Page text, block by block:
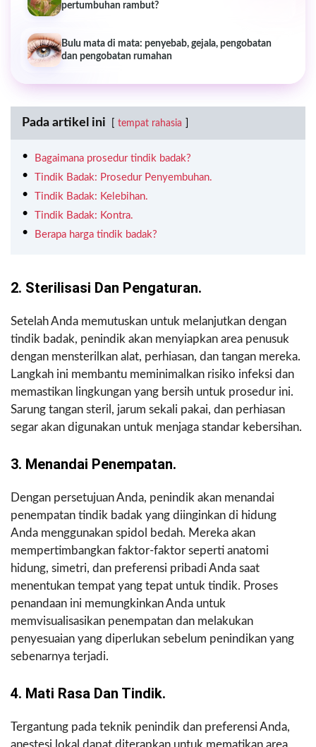
pertumbuhan rambut?
Bulu mata di mata: penyebab, gejala, pengobatan
dan pengobatan rumahan
Pada artikel ini tempat rahasia
Bagaimana prosedur tindik badak?
Tindik Badak: Prosedur Penyembuhan.
Tindik Badak: Kelebihan.
Tindik Badak: Kontra.
Berapa harga tindik badak?
2. Sterilisasi Dan Pengaturan.
Setelah Anda memutuskan untuk melanjutkan dengan
tindik badak, penindik akan menyiapkan area penusuk
dengan mensterilkan alat, perhiasan, dan tangan mereka.
Langkah ini membantu meminimalkan risiko infeksi dan
memastikan lingkungan yang bersih untuk prosedur ini.
Sarung tangan steril, jarum sekali pakai, dan perhiasan
segar akan digunakan untuk menjaga standar kebersihan.
3. Menandai Penempatan.
Dengan persetujuan Anda, penindik akan menandai
penempatan tindik badak yang diinginkan di hidung
Anda menggunakan spidol bedah. Mereka akan
mempertimbangkan faktor-faktor seperti anatomi
hidung, simetri, dan preferensi pribadi Anda saat
menentukan tempat yang tepat untuk tindik. Proses
penandaan ini memungkinkan Anda untuk
memvisualisasikan penempatan dan melakukan
penyesuaian yang diperlukan sebelum penindikan yang
sebenarnya terjadi.
4. Mati Rasa Dan Tindik.
Tergantung pada teknik penindik dan preferensi Anda,
anestesi lokal dapat diterapkan untuk mematikan area